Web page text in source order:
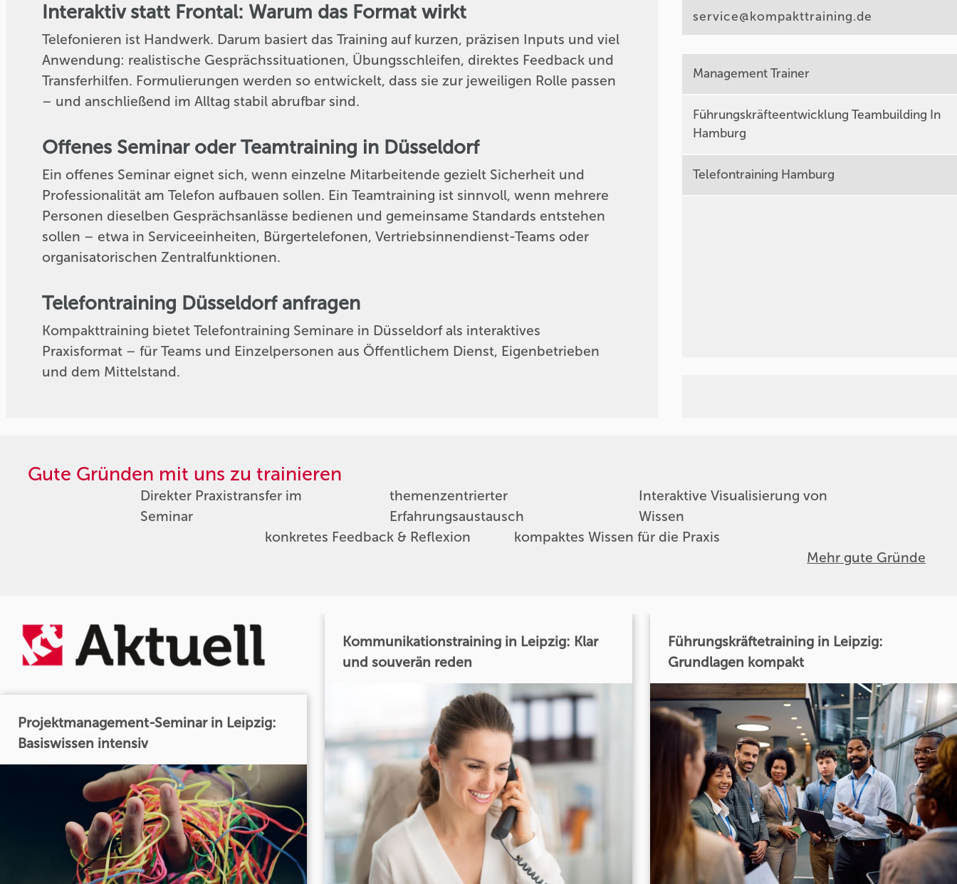
service@kompakttraining.de
Management Trainer
Führungskräfteentwicklung Teambuilding In
Hamburg
Telefontraining Hamburg
Interaktiv statt Frontal: Warum das Format wirkt
Telefonieren ist Handwerk. Darum basiert das Training auf kurzen, präzisen Inputs und viel
Anwendung: realistische Gesprächssituationen, Übungsschleifen, direktes Feedback und
Transferhilfen. Formulierungen werden so entwickelt, dass sie zur jeweiligen Rolle passen
– und anschließend im Alltag stabil abrufbar sind.
Offenes Seminar oder Teamtraining in Düsseldorf
Ein offenes Seminar eignet sich, wenn einzelne Mitarbeitende gezielt Sicherheit und
Professionalität am Telefon aufbauen sollen. Ein Teamtraining ist sinnvoll, wenn mehrere
Personen dieselben Gesprächsanlässe bedienen und gemeinsame Standards entstehen
sollen – etwa in Serviceeinheiten, Bürgertelefonen, Vertriebsinnendienst-Teams oder
organisatorischen Zentralfunktionen.
Telefontraining Düsseldorf anfragen
Kompakttraining bietet Telefontraining Seminare in Düsseldorf als interaktives
Praxisformat – für Teams und Einzelpersonen aus Öffentlichem Dienst, Eigenbetrieben
und dem Mittelstand.
Gute Gründen mit uns zu trainieren
Direkter Praxistransfer im
Seminar
themenzentrierter
Erfahrungsaustausch
Interaktive Visualisierung von
Wissen
konkretes Feedback & Reflexion
kompaktes Wissen für die Praxis
Mehr gute Gründe
Projektmanagement-Seminar in Leipzig:
Basiswissen intensiv
Kommunikationstraining in Leipzig: Klar
und souverän reden
Führungskräftetraining in Leipzig:
Grundlagen kompakt